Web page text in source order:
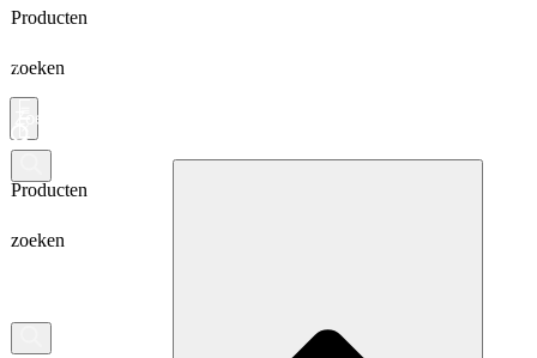
Producten
zoeken
Producten
zoeken